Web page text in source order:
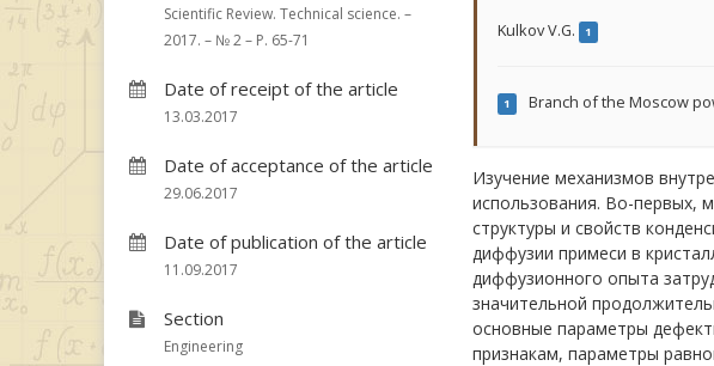
Scientific Review. Technical science. –
2017. – № 2 – P. 65-71
Date of receipt of the article
13.03.2017
Date of acceptance of the article
29.06.2017
Date of publication of the article
11.09.2017
Section
Engineering
Kulkov V.G. 1
1 Branch of the Moscow
Изучение механизмов
использования. Во-первых,
структуры и свойств
диффузии примеси в
диффузионного опыта
значительной
основные параметры
признакам, параметры